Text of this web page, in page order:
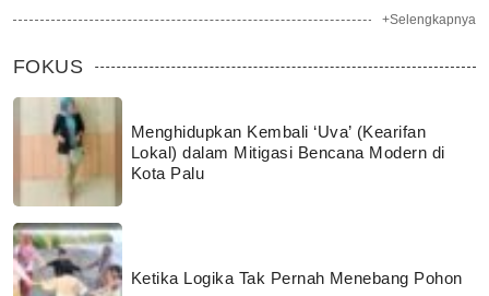
+Selengkapnya
FOKUS
Menghidupkan Kembali ‘Uva’ (Kearifan
Lokal) dalam Mitigasi Bencana Modern di
Kota Palu
Ketika Logika Tak Pernah Menebang Pohon